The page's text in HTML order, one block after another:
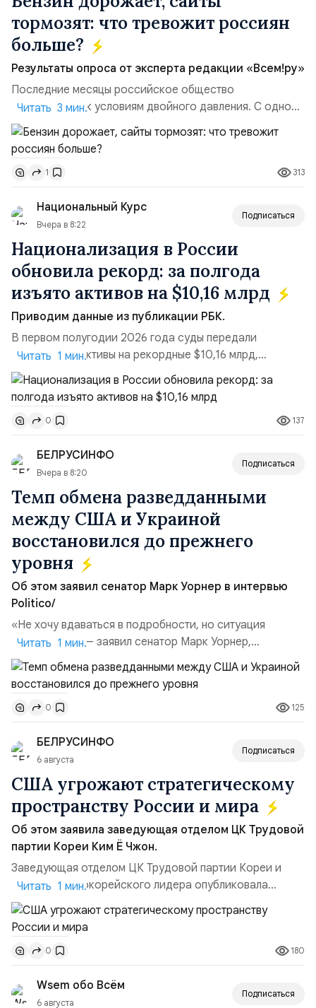
тормозят: что тревожит россиян
больше?
Результаты опроса от эксперта редакции «Всем!ру»
Последние месяцы российское общество
адаптируется к условиям двойного давления. С одной
стороны, происходит рост цен на товары первой
необходимости, инфляция и локальные сбои в
поставках бензина. А с другой – технологическая
турбулентность: перебои в работе интернета,
блокировки сайтов, необходимость осваивать VPN и
российские платформы.Что из этого бье...
Читать 3 мин.
1 313
Национальный Курс
Вчера в 8:22
Подписаться
Национализация в России
обновила рекорд: за полгода
изъято активов на $10,16 млрд
Приводим данные из публикации РБК.
В первом полугодии 2026 года суды передали
государству активы на рекордные $10,16 млрд,
подсчитали аналитики AK&M. Это в 2,5 раза больше,
чем за аналогичный период 2025 года ($3,95 млрд).
Всего зафиксировано 15 национализационных
транзакций, которые обеспечили 42,2% денежного
объёма всего российского рынка слияний и
поглощений. Крупнейшей ...
Читать 1 мин.
0 137
БЕЛРУСИНФО
Вчера в 8:20
Подписаться
Темп обмена разведданными
между США и Украиной
восстановился до прежнего
уровня
Об этом заявил сенатор Марк Уорнер в интервью
Politico/
«Не хочу вдаваться в подробности, но ситуация
улучшилась», — заявил сенатор Марк Уорнер,
высокопоставленный член комитета по разведке,
добавив, что использование Украиной беспилотников и
ракет большой дальности позволило ей наносить
удары вглубь российской территории и укрепило её
позиции.Сотрудничество со стороны США стало
ключом к позитивному пов...
Читать 1 мин.
0 125
БЕЛРУСИНФО
6 августа
Подписаться
США угрожают стратегическому
пространству России и мира
Об этом заявила заведующая отделом ЦК Трудовой
партии Кореи Ким Ё Чжон.
Заведующая отделом ЦК Трудовой партии Кореи и
сестра северокорейского лидера опубликовала
заявление для прессы в ответ на проведение Токио
совместных с флотом США запусков крылатых ракет
Томагавк.«Япония отбросила обманчивую видимость
„исключительно оборонительной страны“ и выносит
вопрос о собственном ядерном вооружении на
всеобщее обозрение, одновреме...
Читать 1 мин.
0 180
Wsem обо Всём
6 августа
Подписаться